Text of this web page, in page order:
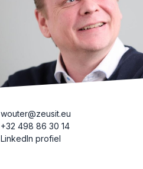
wouter@zeusit.eu
+32 498 86 30 14
LinkedIn profiel